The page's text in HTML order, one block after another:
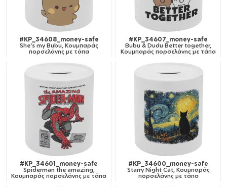
#KP_34608_money-safe
She's my Bubu, Κουμπαράς
πορσελάνης με τάπα
#KP_34607_money-safe
Bubu & Dudu Better together,
Κουμπαράς πορσελάνης με τάπα
#KP_34601_money-safe
Spiderman the amazing,
Κουμπαράς πορσελάνης με τάπα
#KP_34600_money-safe
Starry Night Cat, Κουμπαράς
πορσελάνης με τάπα